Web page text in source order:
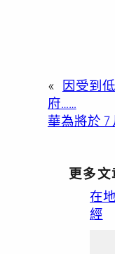
« 因受到
府……
華為將於 7
更多文
在
經